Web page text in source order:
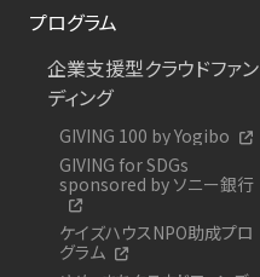
プログラム
企業支援型クラウドファン
ディング
GIVING 100 by Yogibo
GIVING for SDGs
sponsored by ソニー銀行
ケイズハウスNPO助成プロ
グラム